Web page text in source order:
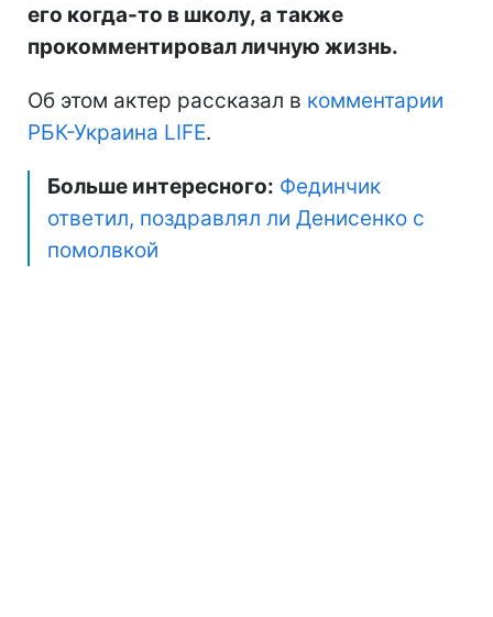
его когда-то в школу, а также
прокомментировал личную жизнь.
Об этом актер рассказал в комментарии
РБК-Украина LIFE.
Больше интересного: Фединчик
ответил, поздравлял ли Денисенко с
помолвкой